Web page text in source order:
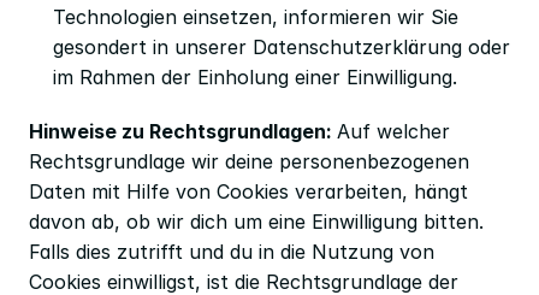
Technologien einsetzen, informieren wir Sie
gesondert in unserer Datenschutzerklärung oder
im Rahmen der Einholung einer Einwilligung.
Hinweise zu Rechtsgrundlagen: Auf welcher
Rechtsgrundlage wir deine personenbezogenen
Daten mit Hilfe von Cookies verarbeiten, hängt
davon ab, ob wir dich um eine Einwilligung bitten.
Falls dies zutrifft und du in die Nutzung von
Cookies einwilligst, ist die Rechtsgrundlage der